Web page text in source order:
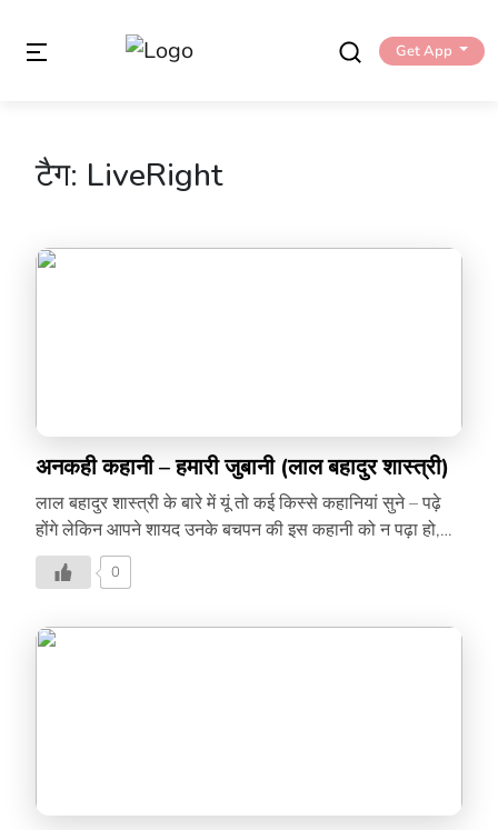
Get App
टैग: LiveRight
अनकही कहानी – हमारी जुबानी (लाल बहादुर शास्त्री)
लाल बहादुर शास्त्री के बारे में यूं तो कई किस्से कहानियां सुने – पढ़े
होंगे लेकिन आपने शायद उनके बचपन की इस कहानी को न पढ़ा हो,
जिसमें हमें उनसे स्वाभिमान सीखने की प्रेरणा मिलती है। आप भी
देखिए ये वीडियो –
0